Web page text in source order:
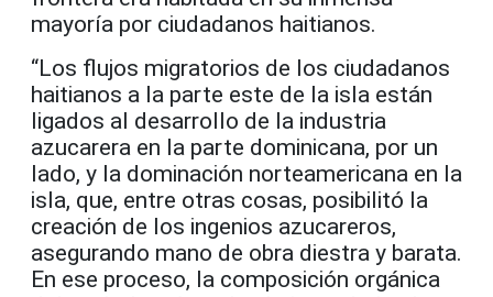
mayoría por ciudadanos haitianos.
“Los flujos migratorios de los ciudadanos
haitianos a la parte este de la isla están
ligados al desarrollo de la industria
azucarera en la parte dominicana, por un
lado, y la dominación norteamericana en la
isla, que, entre otras cosas, posibilitó la
creación de los ingenios azucareros,
asegurando mano de obra diestra y barata.
En ese proceso, la composición orgánica